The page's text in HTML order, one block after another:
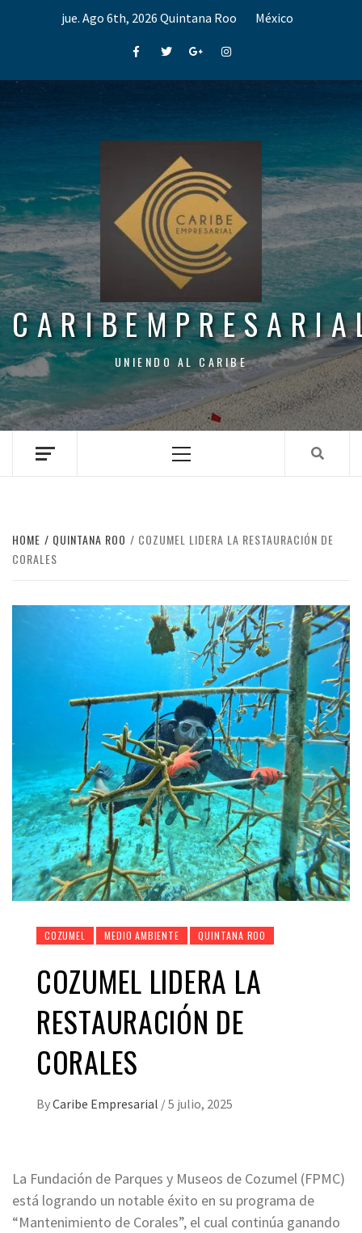
jue. Ago 6th, 2026 Quintana Roo México
FacebookTwitterGoogle+Instagram
UNIENDO AL CARIBE
Menu
HOME QUINTANA ROO
COZUMEL LIDERA LA RESTAURACIÓN DE
CORALES
COZUMEL MEDIO AMBIENTE QUINTANA ROO
COZUMEL LIDERA LA
RESTAURACIÓN DE
CORALES
ByCaribe Empresarial /5 julio, 2025
La Fundación de Parques y Museos de Cozumel (FPMC)
está logrando un notable éxito en su programa de
“Mantenimiento de Corales”, el cual continúa ganando